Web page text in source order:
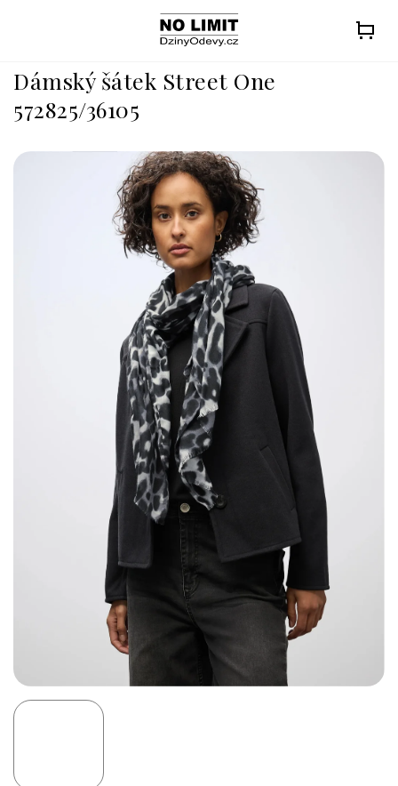
Dámský šátek Street One
572825/36105